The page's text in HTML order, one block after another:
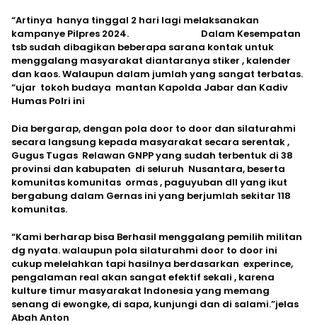
“Artinya hanya tinggal 2 hari lagi melaksanakan
kampanye Pilpres 2024. Dalam Kesempatan
tsb sudah dibagikan beberapa sarana kontak untuk
menggalang masyarakat diantaranya stiker , kalender
dan kaos. Walaupun dalam jumlah yang sangat terbatas.
“ujar tokoh budaya mantan Kapolda Jabar dan Kadiv
Humas Polri ini
Dia bergarap, dengan pola door to door dan silaturahmi
secara langsung kepada masyarakat secara serentak ,
Gugus Tugas Relawan GNPP yang sudah terbentuk di 38
provinsi dan kabupaten di seluruh Nusantara, beserta
komunitas komunitas ormas , paguyuban dll yang ikut
bergabung dalam Gernas ini yang berjumlah sekitar 118
komunitas.
“Kami berharap bisa Berhasil menggalang pemilih militan
dg nyata. walaupun pola silaturahmi door to door ini
cukup melelahkan tapi hasilnya berdasarkan experince,
pengalaman real akan sangat efektif sekali , karena
kulture timur masyarakat Indonesia yang memang
senang di ewongke, di sapa, kunjungi dan di salami.”jelas
Abah Anton